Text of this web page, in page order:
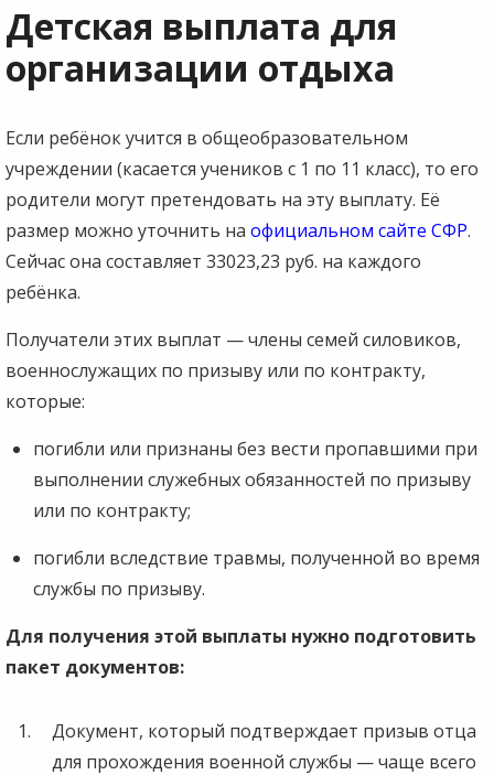
Детская выплата для
организации отдыха
Если ребёнок учится в общеобразовательном
учреждении (касается учеников с 1 по 11 класс), то его
родители могут претендовать на эту выплату. Её
размер можно уточнить на официальном сайте СФР.
Сейчас она составляет 33023,23 руб. на каждого
ребёнка.
Получатели этих выплат — члены семей силовиков,
военнослужащих по призыву или по контракту,
которые:
погибли или признаны без вести пропавшими при
выполнении служебных обязанностей по призыву
или по контракту;
погибли вследствие травмы, полученной во время
службы по призыву.
Для получения этой выплаты нужно подготовить
пакет документов:
Документ, который подтверждает призыв отца
для прохождения военной службы — чаще всего